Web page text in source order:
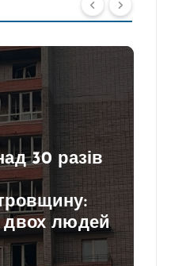
30 разів
двох людей